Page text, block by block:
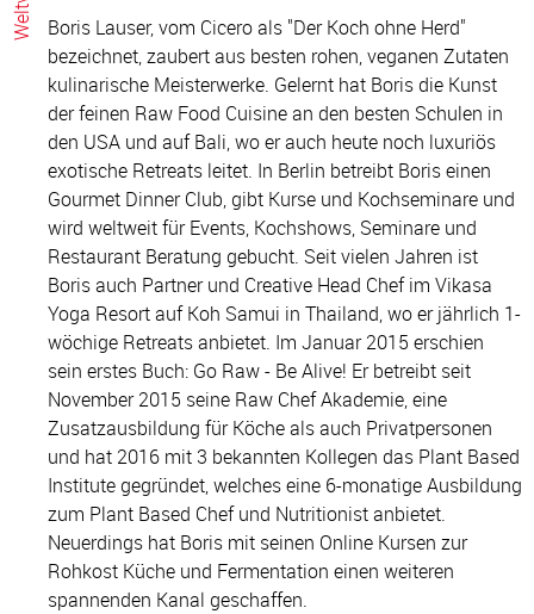
Boris Lauser, vom Cicero als "Der Koch ohne Herd"
bezeichnet, zaubert aus besten rohen, veganen Zutaten
kulinarische Meisterwerke. Gelernt hat Boris die Kunst
der feinen Raw Food Cuisine an den besten Schulen in
den USA und auf Bali, wo er auch heute noch luxuriös
exotische Retreats leitet. In Berlin betreibt Boris einen
Gourmet Dinner Club, gibt Kurse und Kochseminare und
wird weltweit für Events, Kochshows, Seminare und
Restaurant Beratung gebucht. Seit vielen Jahren ist
Boris auch Partner und Creative Head Chef im Vikasa
Yoga Resort auf Koh Samui in Thailand, wo er jährlich 1-
wöchige Retreats anbietet. Im Januar 2015 erschien
sein erstes Buch: Go Raw - Be Alive! Er betreibt seit
November 2015 seine Raw Chef Akademie, eine
Zusatzausbildung für Köche als auch Privatpersonen
und hat 2016 mit 3 bekannten Kollegen das Plant Based
Institute gegründet, welches eine 6-monatige Ausbildung
zum Plant Based Chef und Nutritionist anbietet.
Neuerdings hat Boris mit seinen Online Kursen zur
Rohkost Küche und Fermentation einen weiteren
spannenden Kanal geschaffen.